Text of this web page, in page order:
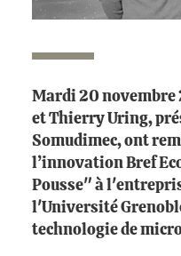
Mardi 20 novembre
et Thierry Uring,
Somudimec, ont
l’innovation Bref
Pousse" à
l'Université
technologie de